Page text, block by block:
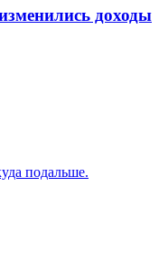
доходы
подальше.